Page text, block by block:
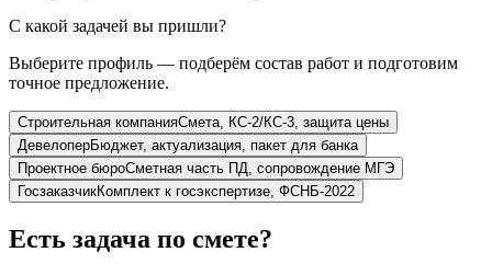
С какой задачей вы пришли?
Выберите профиль — подберём состав работ и подготовим
точное предложение.
Строительная компанияСмета, КС-2/КС-3, защита цены
ДевелоперБюджет, актуализация, пакет для банка
Проектное бюроСметная часть ПД, сопровождение МГЭ
ГосзаказчикКомплект к госэкспертизе, ФСНБ-2022
Есть задача по смете?